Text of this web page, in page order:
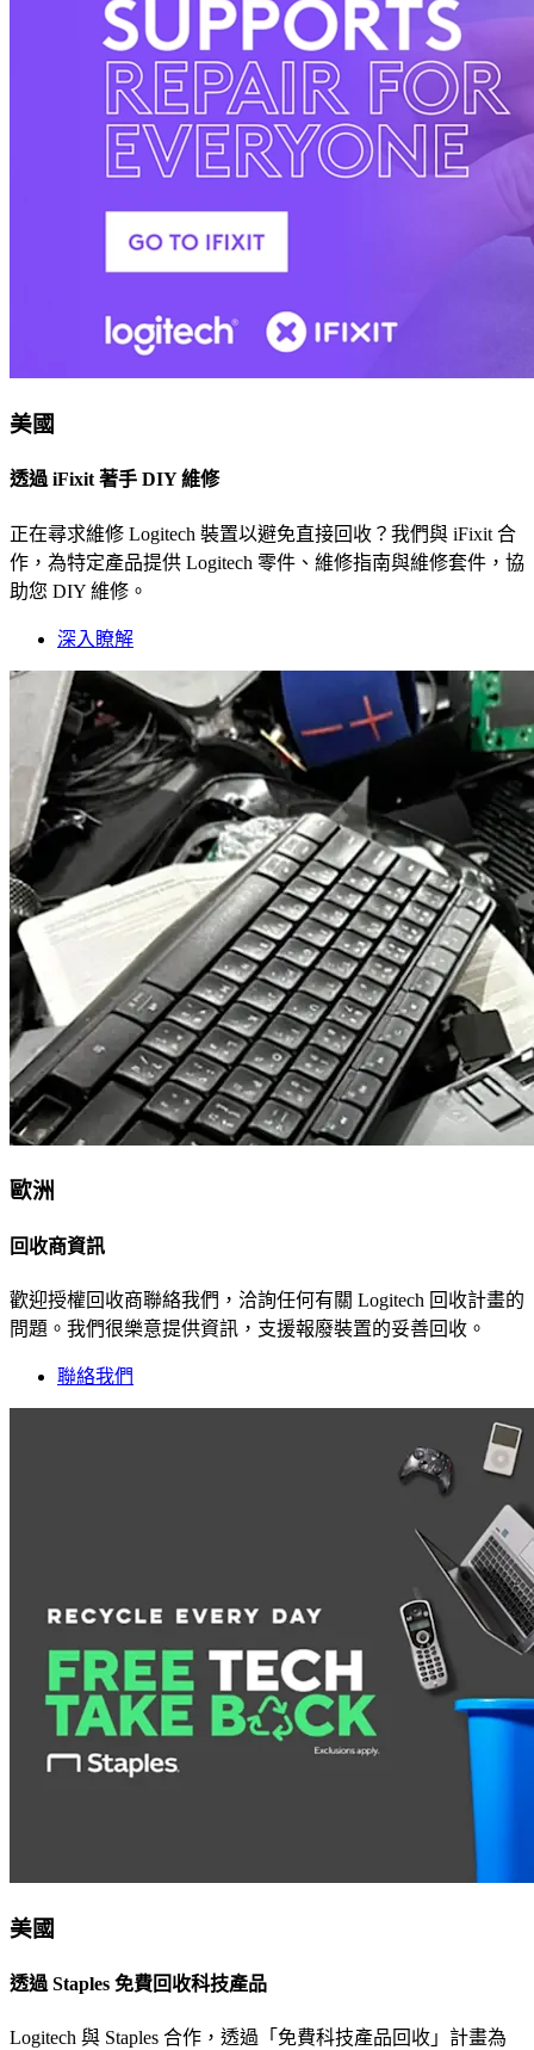
美國
透過 iFixit 著手 DIY 維修
正在尋求維修 Logitech 裝置以避免直接回收？我們與 iFixit 合
作，為特定產品提供 Logitech 零件、維修指南與維修套件，協
助您 DIY 維修。
深入瞭解
歐洲
回收商資訊
歡迎授權回收商聯絡我們，洽詢任何有關 Logitech 回收計畫的
問題。我們很樂意提供資訊，支援報廢裝置的妥善回收。
聯絡我們
美國
透過 Staples 免費回收科技產品
Logitech 與 Staples 合作，透過「免費科技產品回收」計畫為